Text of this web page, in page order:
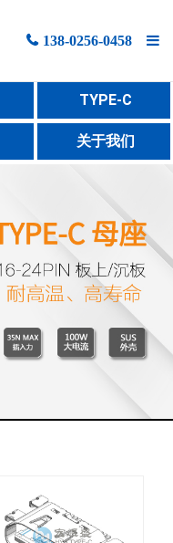
138-0256-0458
TYPE-C
关于我们